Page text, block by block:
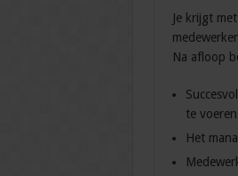
Je krijgt
Na afloop
te
Het